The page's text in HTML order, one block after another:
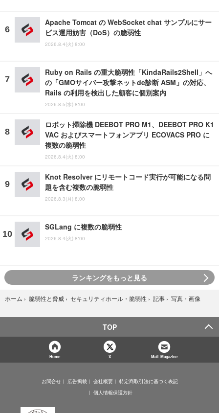
Apache Tomcat の WebSocket chat サンプルにサー
ビス運用妨害（DoS）の脆弱性
2026.8.4(火) 8:00
Ruby on Rails の重大脆弱性「KindaRails2Shell」へ
の「GMOサイバー攻撃ネットde診断 ASM」の対応、
Rails の利用を検出した顧客に個別案内
2026.8.5(水) 8:00
ロボット掃除機 DEEBOT PRO M1、DEEBOT PRO K1
VAC およびスマートフォンアプリ ECOVACS PRO に
複数の脆弱性
2026.8.4(火) 8:00
Knot Resolver にリモートコード実行が可能になる問
題を含む複数の脆弱性
2026.8.3(月) 8:00
SGLang に複数の脆弱性
2026.8.4(火) 8:00
ランキングをもっと見る
ホーム › 脆弱性と脅威 › セキュリティホール・脆弱性 › 記事 › 写真・画像
TOP
Home X Mail Magazine
お問合せ 広告掲載 会社概要
特定商取引法に基づく表記
個人情報保護方針